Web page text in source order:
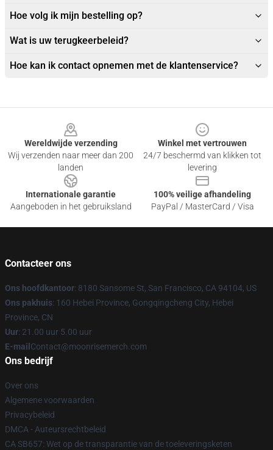
Hoe volg ik mijn bestelling op?
Wat is uw terugkeerbeleid?
Hoe kan ik contact opnemen met de klantenservice?
Wereldwijde verzending
Wij verzenden naar meer dan 200
landen
Winkel met vertrouwen
24/7 beschermd van klikken tot
levering
Internationale garantie
Aangeboden in het gebruiksland
100% veilige afhandeling
PayPal / MasterCard / Visa
Contacteer ons
Ons hoofdkantoor: 8180 Sansome St, San Francisco, CA 94104, US
Ons pakhuis: 160 Hebei Province, Gongqingcheng City, Hebei
Province, CN
Uur: 21.00 uur 5.00 uur
E-mail Contact@moonrisemerch.com
Ons bedrijf
Over ons
Algemene voorwaarden
Privacybeleid
DMCA - Auteursrechtbeleid
CA SB657: Wet op de transparantie van de toeleveringsketen